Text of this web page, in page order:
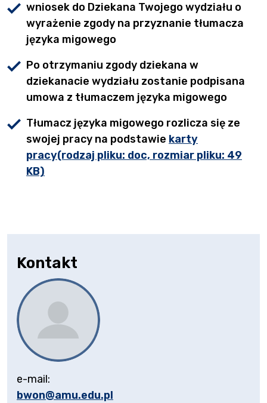
wniosek do Dziekana Twojego wydziału o
wyrażenie zgody na przyznanie tłumacza
języka migowego
Po otrzymaniu zgody dziekana w
dziekanacie wydziału zostanie podpisana
umowa z tłumaczem języka migowego
Tłumacz języka migowego rozlicza się ze
swojej pracy na podstawie karty
pracy(rodzaj pliku: doc, rozmiar pliku: 49
KB)
Kontakt
e-mail:
bwon@amu.edu.pl